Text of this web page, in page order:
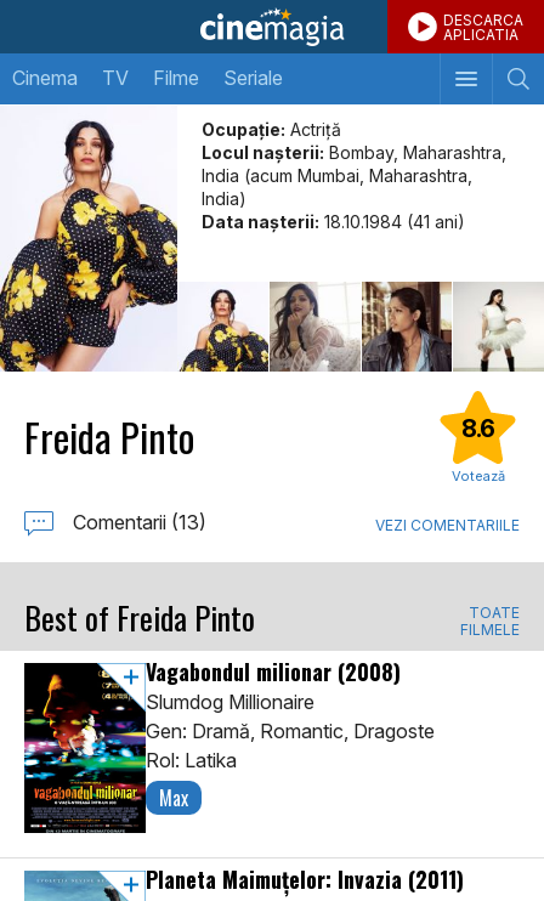
DESCARCA
APLICATIA
Cinema TV Filme Seriale
Ocupație: Actriță
Locul naşterii: Bombay, Maharashtra,
India (acum Mumbai, Maharashtra,
India)
Data naşterii: 18.10.1984 (41 ani)
Freida Pinto 8.6
Votează
Comentarii (13) VEZI COMENTARIILE
Best of Freida Pinto
TOATE
FILMELE
Vagabondul milionar (2008)
Slumdog Millionaire
Gen: Dramă, Romantic, Dragoste
Rol: Latika
Max
Planeta Maimuțelor: Invazia (2011)